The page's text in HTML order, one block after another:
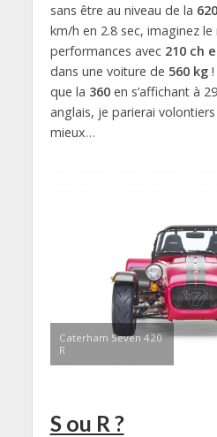
sans être au niveau de la
km/h en 2.8 sec, imaginez le
performances avec 210 ch
dans une voiture de 560 kg!
que la 360en s’affichant à
anglais, je parierai
mieux…
Caterham Seven 420
R
S ou R ?